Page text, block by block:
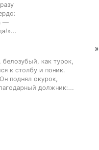
—
как турок,
к столбу и поник.
поднял окурок,
должник:...
»